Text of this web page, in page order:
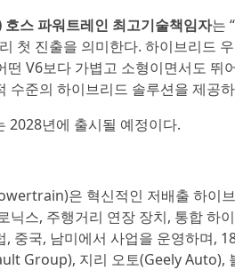
스 파워트레인 최고기술책임자는
첫 진출을 의미한다. 하이브리드
떤 V6보다 가볍고 소형이면서도
수준의 하이브리드 솔루션을 제공
2028년에 출시될 예정이다.
은 혁신적인 저배출 하이
닉스, 주행거리 연장 장치, 통합 하
, 중국, 남미에서 사업을 운영하며,
Group), 지리 오토(Geely